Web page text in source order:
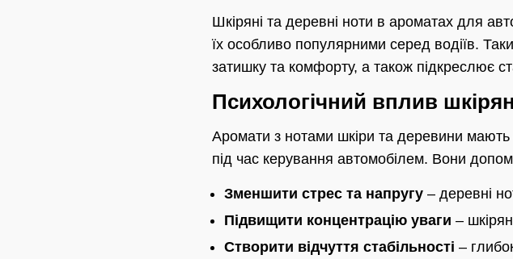
Шкіряні та деревні ноти в ароматах для
їх особливо популярними серед водіїв.
затишку та комфорту, а також підкреслює
Психологічний вплив
Аромати з нотами шкіри та деревини
під час керування автомобілем. Вони
Зменшити стрес та напругу – деревні
Підвищити концентрацію уваги –
Створити відчуття стабільності –